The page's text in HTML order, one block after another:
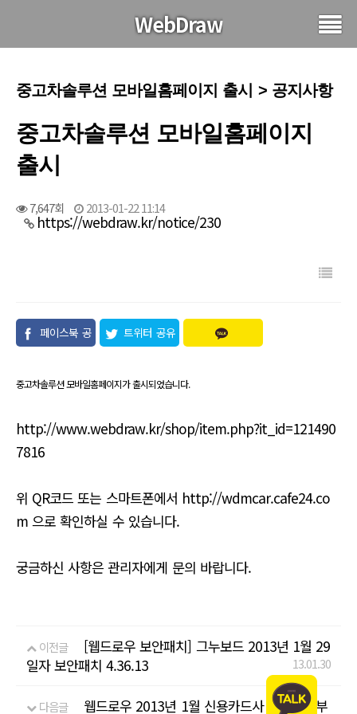
WebDraw
중고차솔루션 모바일홈페이지 출시 > 공지사항
중고차솔루션 모바일홈페이지
출시
7,647회 2013-01-22 11:14
https://webdraw.kr/notice/230
페이스북 공
트위터 공유
중고차솔루션 모바일홈페이지가 출시되었습니다.
http://www.webdraw.kr/shop/item.php?it_id=121490
7816
위 QR코드 또는 스마트폰에서 http://wdmcar.cafe24.co
m 으로 확인하실 수 있습니다.
궁금하신 사항은 관리자에게 문의 바랍니다.
이전글
[웹드로우 보안패치] 그누보드 2013년 1월 29
일자 보안패치 4.36.13
13.01.30
다음글 웹드로우 2013년 1월 신용카드사 무이자할부